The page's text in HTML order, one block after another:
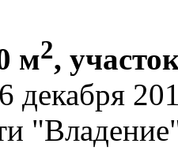
м2,
декабря